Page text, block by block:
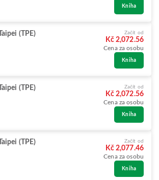
Kniha
Taipei (TPE) Začít od
Kč 2,072.56
Cena za osobu
Kniha
Taipei (TPE) Začít od
Kč 2,072.56
Cena za osobu
Kniha
Taipei (TPE) Začít od
Kč 2,077.46
Cena za osobu
Kniha